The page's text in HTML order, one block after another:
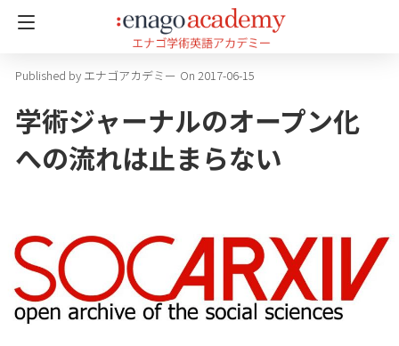
エナゴアカデミー On 2017-06-15
学術ジャーナルのオープン化
への流れは止まらない